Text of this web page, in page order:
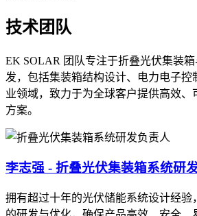
技术团队
EK SOLAR 团队专注于折叠光伏集装
发，包括集装箱结构设计、电力电子控
业领域，致力于为全球客户提供高效、
方案。
李志强 - 折叠光伏集装箱系统研
拥有超过十年的光伏储能系统设计经验